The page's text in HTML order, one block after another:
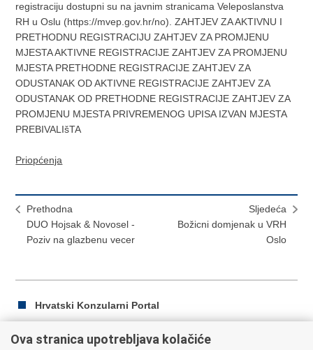
registraciju dostupni su na javnim stranicama Veleposlanstva
RH u Oslu (https://mvep.gov.hr/no). ZAHTJEV ZA AKTIVNU I
PRETHODNU REGISTRACIJU ZAHTJEV ZA PROMJENU
MJESTA AKTIVNE REGISTRACIJE ZAHTJEV ZA PROMJENU
MJESTA PRETHODNE REGISTRACIJE ZAHTJEV ZA
ODUSTANAK OD AKTIVNE REGISTRACIJE ZAHTJEV ZA
ODUSTANAK OD PRETHODNE REGISTRACIJE ZAHTJEV ZA
PROMJENU MJESTA PRIVREMENOG UPISA IZVAN MJESTA
PREBIVALIšTA
Priopćenja
Prethodna
DUO Hojsak & Novosel -
Poziv na glazbenu vecer
Sljedeća
Božicni domjenak u VRH
Oslo
Hrvatski Konzularni Portal
Ova stranica upotrebljava kolačiće